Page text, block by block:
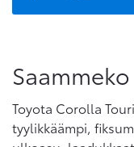
Toyota Corolla
tyylikkäämpi,